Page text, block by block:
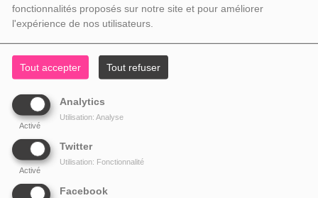
fonctionnalités proposés sur notre site et pour améliorer
l'expérience de nos utilisateurs.
Tout accepter Tout refuser
Analytics
Activé
Utilisation: Analyse
Twitter
Activé
Utilisation: Fonctionnalité
Facebook